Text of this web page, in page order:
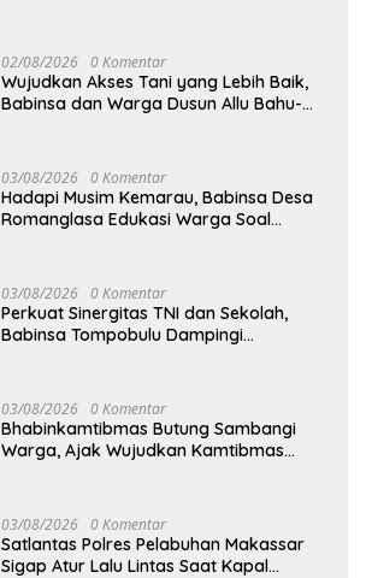
02/08/2026 0 Komentar
Wujudkan Akses Tani yang Lebih Baik,
Babinsa dan Warga Dusun Allu Bahu-
03/08/2026 0 Komentar
Hadapi Musim Kemarau, Babinsa Desa
Romanglasa Edukasi Warga Soal
03/08/2026 0 Komentar
Perkuat Sinergitas TNI dan Sekolah,
Babinsa Tompobulu Dampingi
03/08/2026 0 Komentar
Bhabinkamtibmas Butung Sambangi
Warga, Ajak Wujudkan Kamtibmas
03/08/2026 0 Komentar
Satlantas Polres Pelabuhan Makassar
Sigap Atur Lalu Lintas Saat Kapal